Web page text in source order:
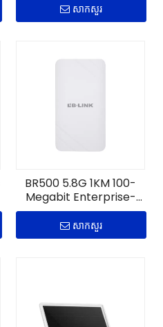
សាកសួរ
BR500 5.8G 1KM 100-
Megabit Enterprise-
Grade Outdoor Digital
Bridge
សាកសួរ